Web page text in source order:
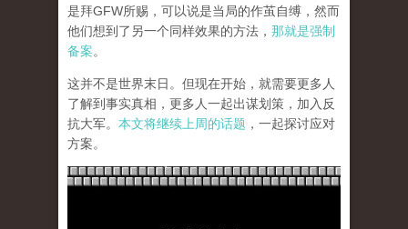
是拜GFW所赐，可以说是当局的作茧自缚，然而
他们想到了另一个同样效果的方法， 那就是强制
备案。
这并不是世界末日。但现在开始，就需要更多人
了解到事实真相，更多人一起出谋划策，加入反
抗大军。 本文将继续上周的话题 ，一起探讨应对
方案。